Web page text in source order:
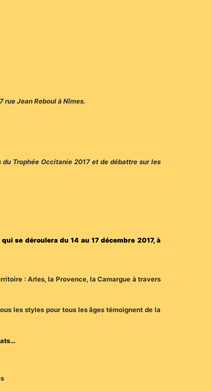
rue Jean Reboul à Nîmes.
Trophée Occitanie 2017 et de débattre sur les
se déroulera du 14 au 17 décembre 2017, à
: Arles, la Provence, la Camargue à travers
les styles pour tous les âges témoignent de la